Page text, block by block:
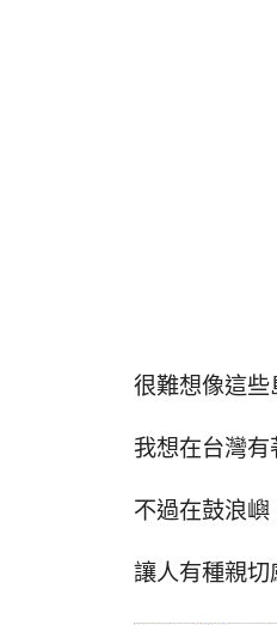
很難想像這些
我想在台灣
不過在鼓浪嶼
讓人有種親